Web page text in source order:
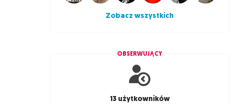
Zobacz wszystkich
OBSERWUJĄCY
13 użytkowników